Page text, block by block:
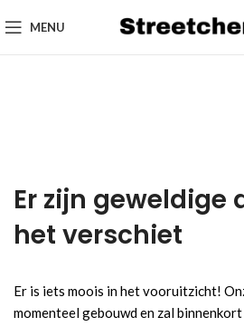
MENU
Er zijn geweldige
het verschiet
Er is iets moois in het vooruitzicht!
momenteel gebouwd en zal